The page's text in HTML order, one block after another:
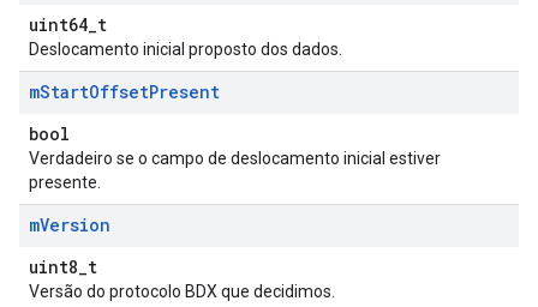
uint64_t
Deslocamento inicial proposto dos dados.
mStartOffsetPresent
bool
Verdadeiro se o campo de deslocamento inicial estiver
presente.
mVersion
uint8_t
Versão do protocolo BDX que decidimos.